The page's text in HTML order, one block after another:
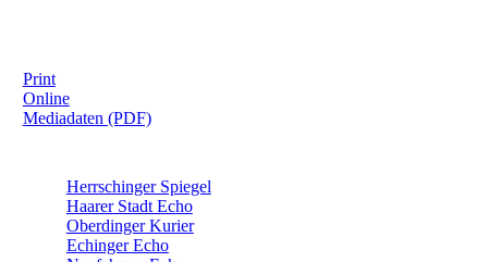
Print
Online
Mediadaten (PDF)
Herrschinger Spiegel
Haarer Stadt Echo
Oberdinger Kurier
Echinger Echo